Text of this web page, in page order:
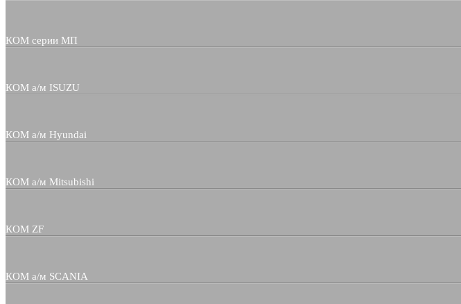
КОМ серии МП
КОМ а/м ISUZU
КОМ а/м Hyundai
КОМ а/м Mitsubishi
КОМ ZF
КОМ а/м SCANIA